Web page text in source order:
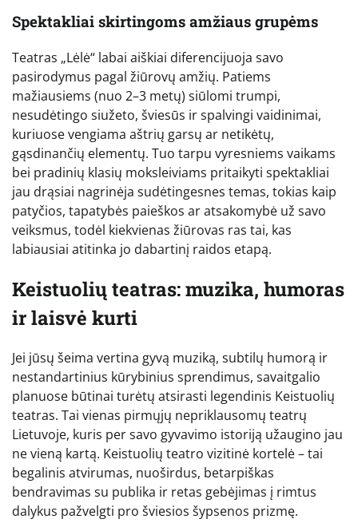
Spektakliai skirtingoms amžiaus grupėms
Teatras „Lėlė“ labai aiškiai diferencijuoja savo
pasirodymus pagal žiūrovų amžių. Patiems
mažiausiems (nuo 2–3 metų) siūlomi trumpi,
nesudėtingo siužeto, šviesūs ir spalvingi vaidinimai,
kuriuose vengiama aštrių garsų ar netikėtų,
gąsdinančių elementų. Tuo tarpu vyresniems vaikams
bei pradinių klasių moksleiviams pritaikyti spektakliai
jau drąsiai nagrinėja sudėtingesnes temas, tokias kaip
patyčios, tapatybės paieškos ar atsakomybė už savo
veiksmus, todėl kiekvienas žiūrovas ras tai, kas
labiausiai atitinka jo dabartinį raidos etapą.
Keistuolių teatras: muzika, humoras
ir laisvė kurti
Jei jūsų šeima vertina gyvą muziką, subtilų humorą ir
nestandartinius kūrybinius sprendimus, savaitgalio
planuose būtinai turėtų atsirasti legendinis Keistuolių
teatras. Tai vienas pirmųjų nepriklausomų teatrų
Lietuvoje, kuris per savo gyvavimo istoriją užaugino jau
ne vieną kartą. Keistuolių teatro vizitinė kortelė – tai
begalinis atvirumas, nuoširdus, betarpiškas
bendravimas su publika ir retas gebėjimas į rimtus
dalykus pažvelgti pro šviesios šypsenos prizmę.